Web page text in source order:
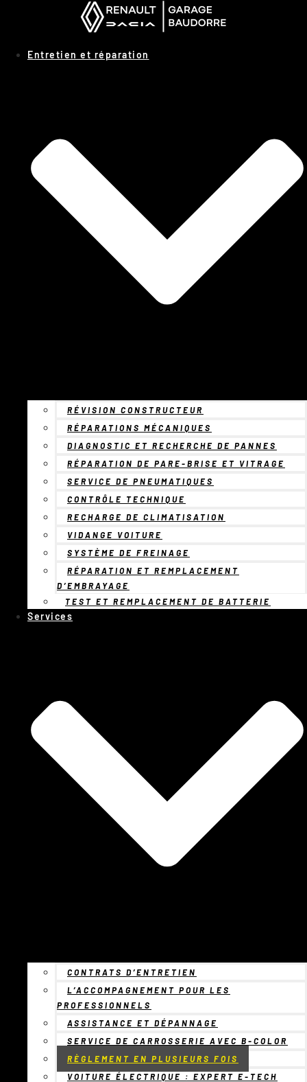
Panneau de gestion des cookies
Entretien et réparation
RÉVISION CONSTRUCTEUR
RÉPARATIONS MÉCANIQUES
DIAGNOSTIC ET RECHERCHE DE PANNES
RÉPARATION DE PARE-BRISE ET VITRAGE
SERVICE DE PNEUMATIQUES
CONTRÔLE TECHNIQUE
RECHARGE DE CLIMATISATION
VIDANGE VOITURE
SYSTÈME DE FREINAGE
RÉPARATION ET REMPLACEMENT
D’EMBRAYAGE
TEST ET REMPLACEMENT DE BATTERIE
Services
CONTRATS D’ENTRETIEN
L’ACCOMPAGNEMENT POUR LES
PROFESSIONNELS
ASSISTANCE ET DÉPANNAGE
SERVICE DE CARROSSERIE AVEC B-COLOR
RÈGLEMENT EN PLUSIEURS FOIS
VOITURE ÉLECTRIQUE : EXPERT E-TECH